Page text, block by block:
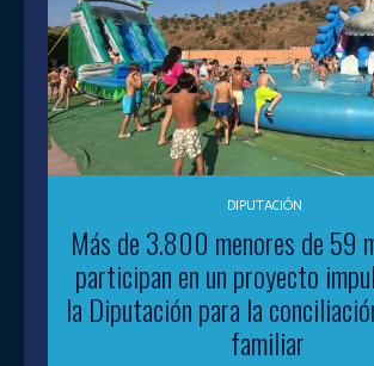
DIPUTACIÓN
Más de 3.800 menores de 59
participan en un proyecto
la Diputación para la
familiar